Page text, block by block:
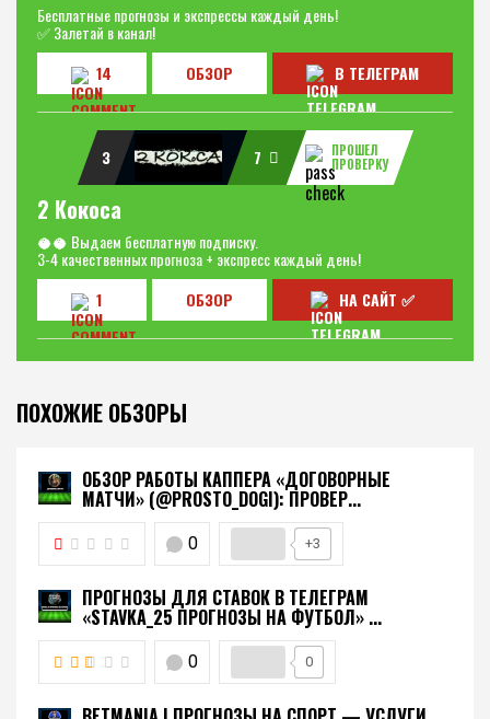
Бесплатные прогнозы и экспрессы каждый день!
✅ Залетай в канал!
14
ОБЗОР В ТЕЛЕГРАМ
3 7
ПРОШЕЛ
ПРОВЕРКУ
2 Кокоса
🥥🥥 Выдаем бесплатную подписку.
3-4 качественных прогноза + экспресс каждый день!
1
ОБЗОР НА САЙТ ✅
ПОХОЖИЕ ОБЗОРЫ
ОБЗОР РАБОТЫ КАППЕРА «ДОГОВОРНЫЕ
МАТЧИ» (@PROSTO_DOGI): ПРОВЕР...
0 +3
ПРОГНОЗЫ ДЛЯ СТАВОК В ТЕЛЕГРАМ
«STAVKA_25 ПРОГНОЗЫ НА ФУТБОЛ» ...
0 0